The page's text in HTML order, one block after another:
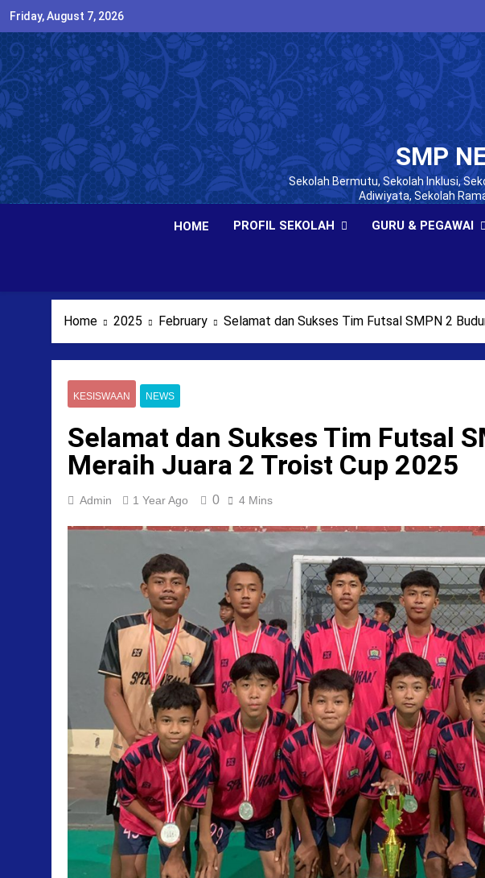
Skip
content
Friday, August 7, 2026
SMP
Sekolah Bermutu, Sekolah Inklusi,
Adiwiyata, Sekolah
HOME PROFIL SEKOLAH GURU & PEGAWAI
Home 2025 February Selamat dan Sukses Tim Futsal SMPN 2
KESISWAAN NEWS
Selamat dan Sukses Tim Futsal
Meraih Juara 2 Troist Cup 2025
Admin 1 Year Ago 0 4 Mins